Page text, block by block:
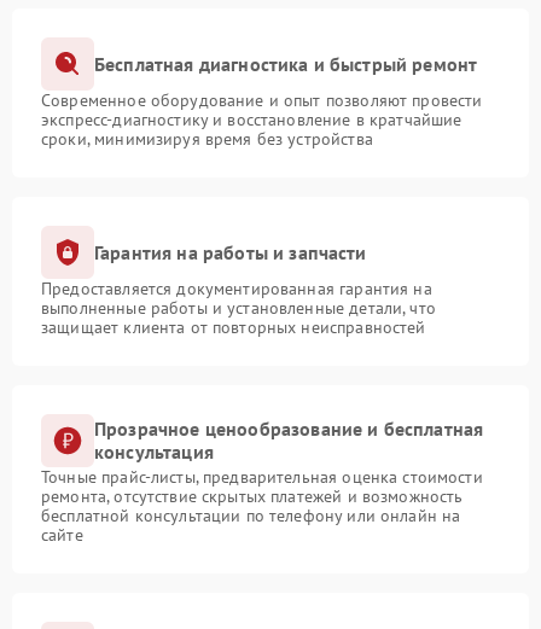
Бесплатная диагностика и быстрый ремонт
Современное оборудование и опыт позволяют провести
экспресс-диагностику и восстановление в кратчайшие
сроки, минимизируя время без устройства
Гарантия на работы и запчасти
Предоставляется документированная гарантия на
выполненные работы и установленные детали, что
защищает клиента от повторных неисправностей
Прозрачное ценообразование и бесплатная
консультация
Точные прайс-листы, предварительная оценка стоимости
ремонта, отсутствие скрытых платежей и возможность
бесплатной консультации по телефону или онлайн на
сайте